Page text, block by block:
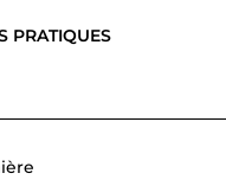
PRATIQUES